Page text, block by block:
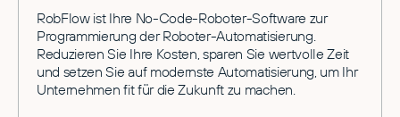
RobFlow ist Ihre No-Code-Roboter-Software zur
Programmierung der Roboter-Automatisierung.
Reduzieren Sie Ihre Kosten, sparen Sie wertvolle Zeit
und setzen Sie auf modernste Automatisierung, um Ihr
Unternehmen fit für die Zukunft zu machen.